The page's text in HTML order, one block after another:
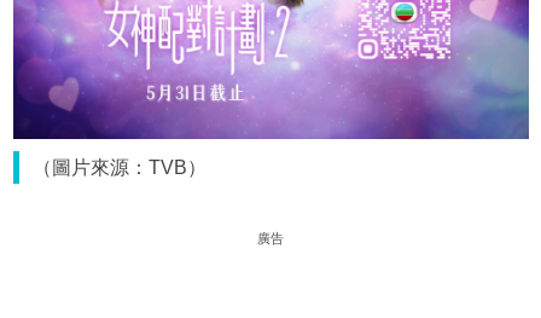
（圖片來源：TVB）
廣告